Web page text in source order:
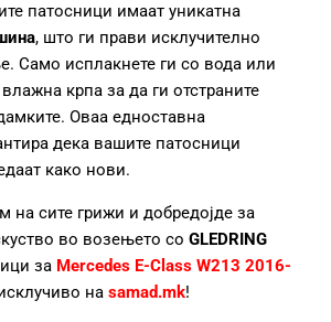
патосници имаат уникатна
, што ги прави исклучително
Само исплакнете ги со вода или
крпа за да ги отстраните
Оваа едноставна
дека вашите патосници
како нови.
на сите грижи и добредојде за
во возењето со GLEDRING
за Mercedes E-Class W213 2016-
на samad.mk!